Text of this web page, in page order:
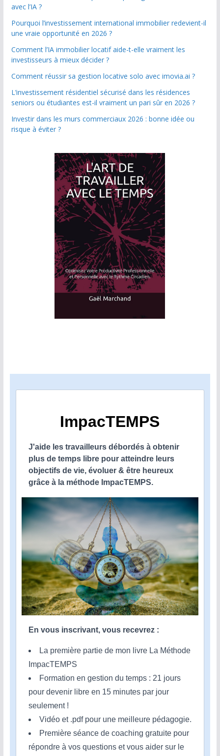
avec l’IA ?
Pourquoi l’investissement international immobilier redevient-il
une vraie opportunité en 2026 ?
Comment l’IA immobilier locatif aide-t-elle vraiment les
investisseurs à mieux décider ?
Comment réussir sa gestion locative solo avec imovia.ai ?
L’investissement résidentiel sécurisé dans les résidences
seniors ou étudiantes est-il vraiment un pari sûr en 2026 ?
Investir dans les murs commerciaux 2026 : bonne idée ou
risque à éviter ?
ImpacTEMPS
J'aide les travailleurs débordés à obtenir
plus de temps libre pour atteindre leurs
objectifs de vie, évoluer & être heureux
grâce à la méthode ImpacTEMPS.
En vous inscrivant, vous recevrez :
La première partie de mon livre La Méthode
ImpacTEMPS
Formation en gestion du temps : 21 jours
pour devenir libre en 15 minutes par jour
seulement !
Vidéo et .pdf pour une meilleure pédagogie.
Première séance de coaching gratuite pour
répondre à vos questions et vous aider sur le